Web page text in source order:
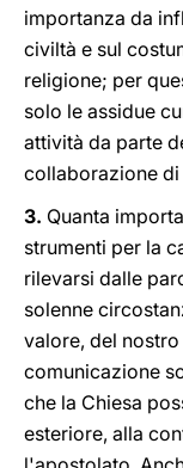
importanza da
civiltà e sul
religione; per
solo le assidue
attività da parte
collaborazione
3. Quanta
strumenti per la
rilevarsi dalle
solenne
valore, del
comunicazione
che la Chiesa
esteriore, alla